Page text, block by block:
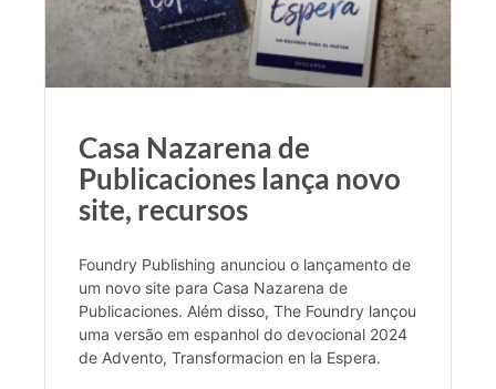
Casa Nazarena de
Publicaciones lança novo
site, recursos
Foundry Publishing anunciou o lançamento de
um novo site para Casa Nazarena de
Publicaciones. Além disso, The Foundry lançou
uma versão em espanhol do devocional 2024
de Advento, Transformacion en la Espera.